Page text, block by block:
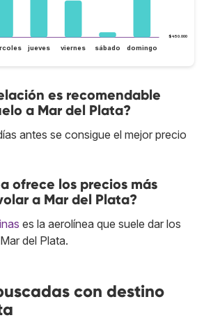
$450.000
jueves viernes sábado domingo
es recomendable
a Mar del Plata?
antes se consigue el mejor precio
ofrece los precios más
a Mar del Plata?
es la aerolínea que suele dar los
del Plata.
con destino